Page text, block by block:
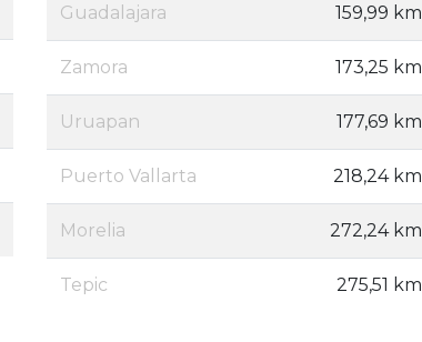
Guadalajara 159,99 km
Zamora 173,25 km
Uruapan 177,69 km
Puerto Vallarta 218,24 km
Morelia 272,24 km
Tepic 275,51 km